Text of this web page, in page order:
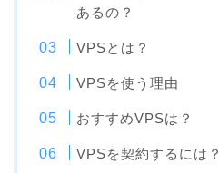
あるの？
VPSとは？
VPSを使う理由
おすすめVPSは？
VPSを契約するには？